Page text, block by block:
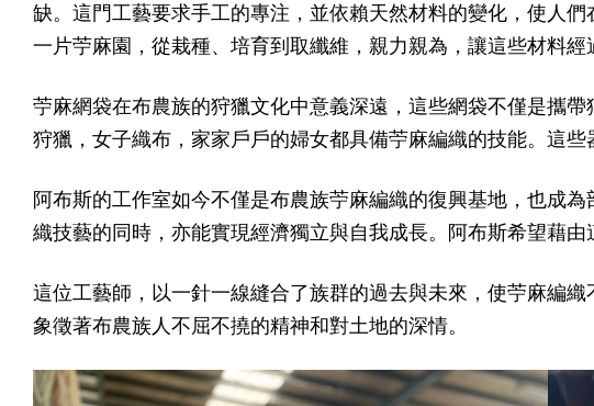
缺。這門工藝要求手工的專注，並依賴天然材料的變化，使人
一片苧麻園，從栽種、培育到取纖維，親力親為，讓這些材料
苧麻網袋在布農族的狩獵文化中意義深遠，這些網袋不僅是攜
狩獵，女子織布，家家戶戶的婦女都具備苧麻編織的技能。這
阿布斯的工作室如今不僅是布農族苧麻編織的復興基地，也成
織技藝的同時，亦能實現經濟獨立與自我成長。阿布斯希望藉
這位工藝師，以一針一線縫合了族群的過去與未來，使苧麻編
象徵著布農族人不屈不撓的精神和對土地的深情。